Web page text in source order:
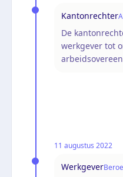
Kantonrechter
De
werkgever tot
11 augustus 2022
Werkgever